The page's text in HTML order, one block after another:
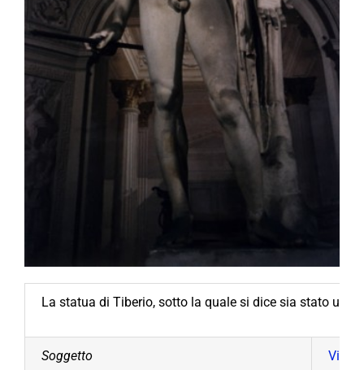
La statua di Tiberio, sotto la quale si dice sia stato
Soggetto Villa